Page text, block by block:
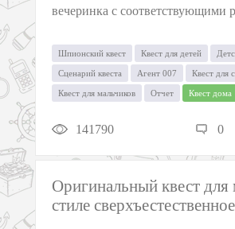
вечеринка с соответствующими
Шпионский квест Квест для детей
Сценарий квеста Агент 007 Квест для
Квест для мальчиков Отчет Квест дома
141790 0
Оригинальный квест
стиле